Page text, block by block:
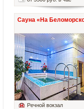
Сауна «На
Речной вокзал